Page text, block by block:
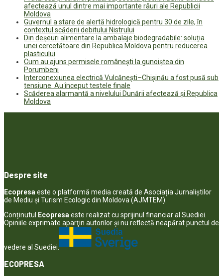
afectează unul dintre mai importante râuri ale Republicii
Moldova
Guvernul a stare de alertă hidrologică pentru 30 de zile, în
contextul scăderii debitului Nistrului
Din deșeuri alimentare la ambalaje biodegradabile: soluția
unei cercetătoare din Republica Moldova pentru reducerea
plasticului
Cum au ajuns permisele românești la gunoiștea din
Porumbeni
Interconexiunea electrică Vulcănești–Chișinău a fost pusă sub
tensiune. Au început testele finale
Scăderea alarmantă a nivelului Dunării afectează și Republica
Moldova
Despre site
Ecopresa este o platformă media creată de Asociația Jurnaliștilor
de Mediu și Turism Ecologic din Moldova (AJMTEM).
Conținutul Ecopresa este realizat cu sprijinul financiar al Suediei.
Opiniile exprimate aparţin autorilor şi nu reflectă neapărat punctul de
vedere al Suediei.
ECOPRESA